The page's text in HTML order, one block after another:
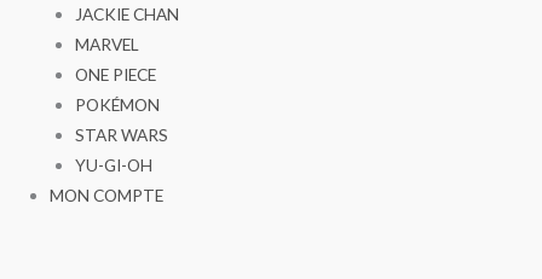
JACKIE CHAN
MARVEL
ONE PIECE
POKÉMON
STAR WARS
YU-GI-OH
MON COMPTE